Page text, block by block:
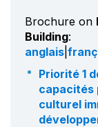
Brochure on
Building:
anglais
Priorité 1
capacités
culturel